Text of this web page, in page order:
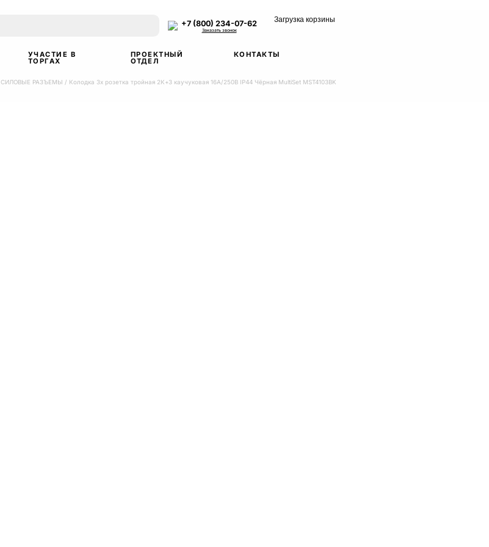
+7 (800) 234-07-62
Заказать звонок
Загрузка корзины
УЧАСТИЕ В
ТОРГАХ
ПРОЕКТНЫЙ
ОТДЕЛ
КОНТАКТЫ
СИЛОВЫЕ РАЗЪЕМЫ / Колодка 3х розетка тройная 2К+З каучуковая 16А/250В IP44 Чёрная MultiSet MST4103BK